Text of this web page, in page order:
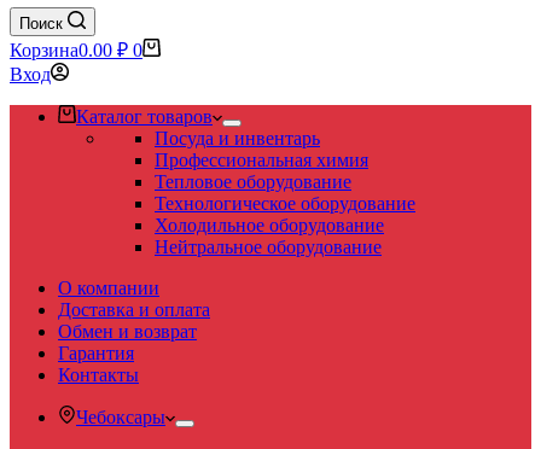
Поиск
Корзина0.00 ₽ 0
Вход
Каталог товаров
Посуда и инвентарь
Профессиональная химия
Тепловое оборудование
Технологическое оборудование
Холодильное оборудование
Нейтральное оборудование
О компании
Доставка и оплата
Обмен и возврат
Гарантия
Контакты
Чебоксары